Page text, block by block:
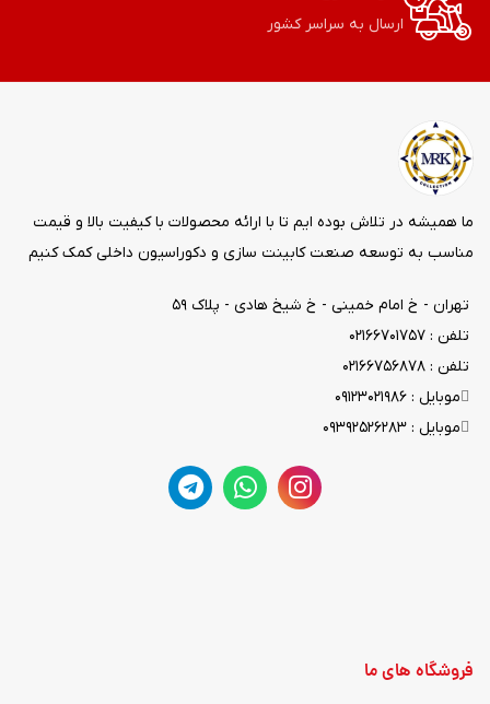
ارسال به سراسر کشور
ما همیشه در تلاش بوده ایم تا با ارائه محصولات با کیفیت بالا و قیمت
مناسب به توسعه صنعت کابینت سازی و دکوراسیون داخلی کمک کنیم
تهران - خ امام خمینی - خ شیخ هادی - پلاک ۵۹
تلفن : ۰۲۱۶۶۷۰۱۷۵۷
تلفن : ۰۲۱۶۶۷۵۶۸۷۸
موبایل : ۰۹۱۲۳۰۲۱۹۸۶
موبایل : ۰۹۳۹۲۵۲۶۲۸۳
فروشگاه های ما